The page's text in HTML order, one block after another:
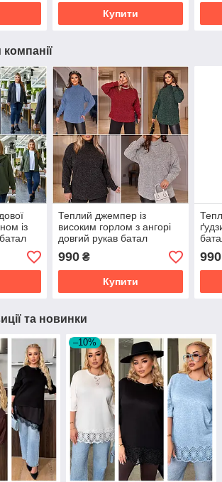
Купити
компанії
із
Теплий джемпер із
високим горлом з ангорі
довгий рукав батал
990₴
Купити
990
та новинки
–10%